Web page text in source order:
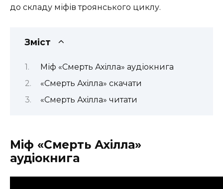
до складу міфів троянського циклу.
Зміст
Міф «Смерть Ахілла» аудіокнига
«Смерть Ахілла» скачати
«Смерть Ахілла» читати
Міф «Смерть Ахілла»
аудіокнига